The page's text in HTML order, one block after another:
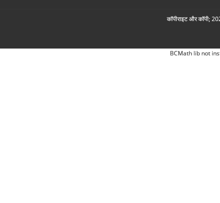
कॉपीराइट और कॉपी;
BCMath lib not